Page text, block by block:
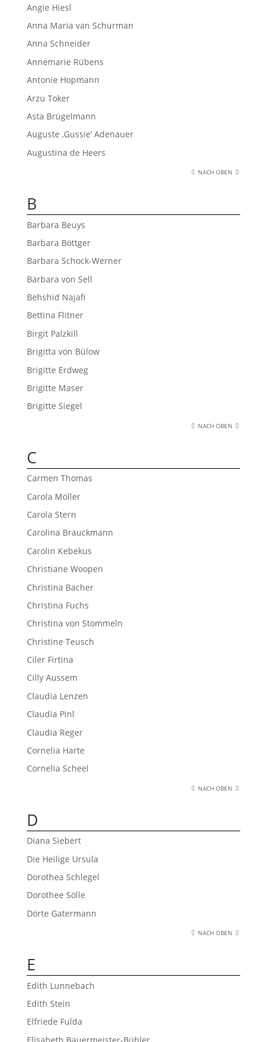
Angie Hiesl
Anna Maria van Schurman
Anna Schneider
Annemarie Rübens
Antonie Hopmann
Arzu Toker
Asta Brügelmann
Auguste ‚Gussie‘ Adenauer
Augustina de Heers
NACH OBEN
B
Barbara Beuys
Barbara Böttger
Barbara Schock-Werner
Barbara von Sell
Behshid Najafi
Bettina Flitner
Birgit Palzkill
Brigitta von Bülow
Brigitte Erdweg
Brigitte Maser
Brigitte Siegel
NACH OBEN
C
Carmen Thomas
Carola Möller
Carola Stern
Carolina Brauckmann
Carolin Kebekus
Christiane Woopen
Christina Bacher
Christina Fuchs
Christina von Stommeln
Christine Teusch
Ciler Firtina
Cilly Aussem
Claudia Lenzen
Claudia Pinl
Claudia Reger
Cornelia Harte
Cornelia Scheel
NACH OBEN
D
Diana Siebert
Die Heilige Ursula
Dorothea Schlegel
Dorothee Sölle
Dörte Gatermann
NACH OBEN
E
Edith Lunnebach
Edith Stein
Elfriede Fulda